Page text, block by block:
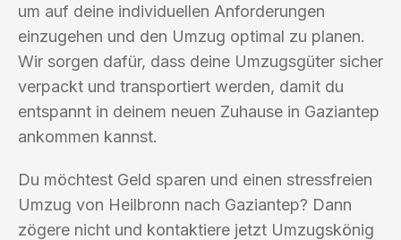
um auf deine individuellen Anforderungen
einzugehen und den Umzug optimal zu planen.
Wir sorgen dafür, dass deine Umzugsgüter sicher
verpackt und transportiert werden, damit du
entspannt in deinem neuen Zuhause in Gaziantep
ankommen kannst.
Du möchtest Geld sparen und einen stressfreien
Umzug von Heilbronn nach Gaziantep? Dann
zögere nicht und kontaktiere jetzt Umzugskönig